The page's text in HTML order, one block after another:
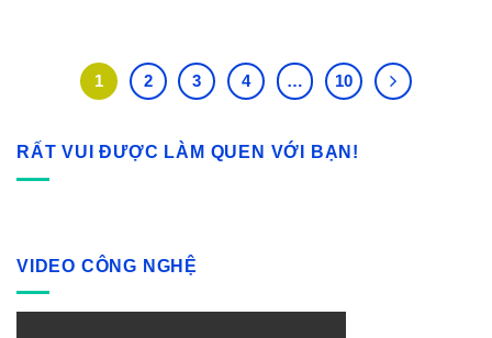
1 2 3 4 … 10
RẤT VUI ĐƯỢC LÀM QUEN VỚI BẠN!
VIDEO CÔNG NGHỆ